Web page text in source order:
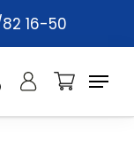
16-50